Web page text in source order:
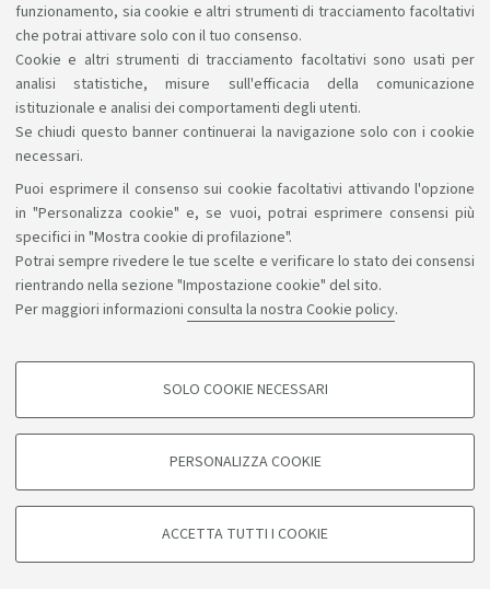
funzionamento, sia cookie e altri strumenti di tracciamento facoltativi
che potrai attivare solo con il tuo consenso.
Cookie e altri strumenti di tracciamento facoltativi sono usati per
analisi statistiche, misure sull'efficacia della comunicazione
istituzionale e analisi dei comportamenti degli utenti.
Se chiudi questo banner continuerai la navigazione solo con i cookie
necessari.
Puoi esprimere il consenso sui cookie facoltativi attivando l'opzione
in "Personalizza cookie" e, se vuoi, potrai esprimere consensi più
specifici in "Mostra cookie di profilazione".
Potrai sempre rivedere le tue scelte e verificare lo stato dei consensi
rientrando nella sezione "Impostazione cookie" del sito.
Per maggiori informazioni consulta la nostra Cookie policy.
COOKIE DI PROFILAZIONE - FACOLTATIVI
degli utenti, creare profili in base al loro comportamento sul sito, per analisi
di marketing.
Google/Youtube Video
SOLO COOKIE NECESSARI
PERSONALIZZA COOKIE
ACCETTA TUTTI I COOKIE
Sosteniamo il diritto alla conoscenza
Seguici su:
Bologna - Via Zamboni, 33 - 40126 Bologna - PI: 01131710376 -
CF: 80007010376
Note legali Informazioni sul sito e accessibilità
Impostazioni cookie